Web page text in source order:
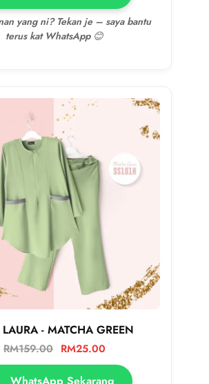
yang ni? Tekan je – saya bantu
terus kat WhatsApp 😊
- MATCHA GREEN
RM159.00 RM25.00